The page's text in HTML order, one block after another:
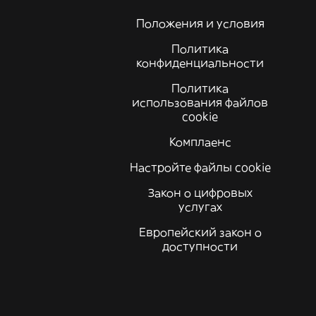
Положения и условия
Политика
конфиденциальности
Политика
использования файлов
cookie
Комплаенс
Настройте файлы cookie
Закон о цифровых
услугах
Европейский закон о
доступности